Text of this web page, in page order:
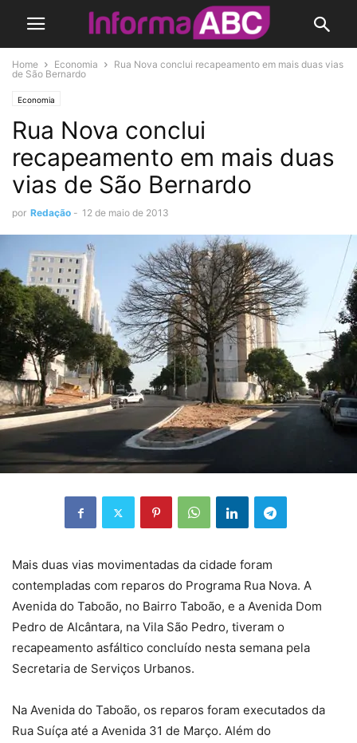
Home Economia
Rua Nova conclui recapeamento em mais duas vias
de São Bernardo
Economia
Rua Nova conclui
recapeamento em mais duas
vias de São Bernardo
por Redação - 12 de maio de 2013
Mais duas vias movimentadas da cidade foram
contempladas com reparos do Programa Rua Nova. A
Avenida do Taboão, no Bairro Taboão, e a Avenida Dom
Pedro de Alcântara, na Vila São Pedro, tiveram o
recapeamento asfáltico concluído nesta semana pela
Secretaria de Serviços Urbanos.
Na Avenida do Taboão, os reparos foram executados da
Rua Suíça até a Avenida 31 de Março. Além do